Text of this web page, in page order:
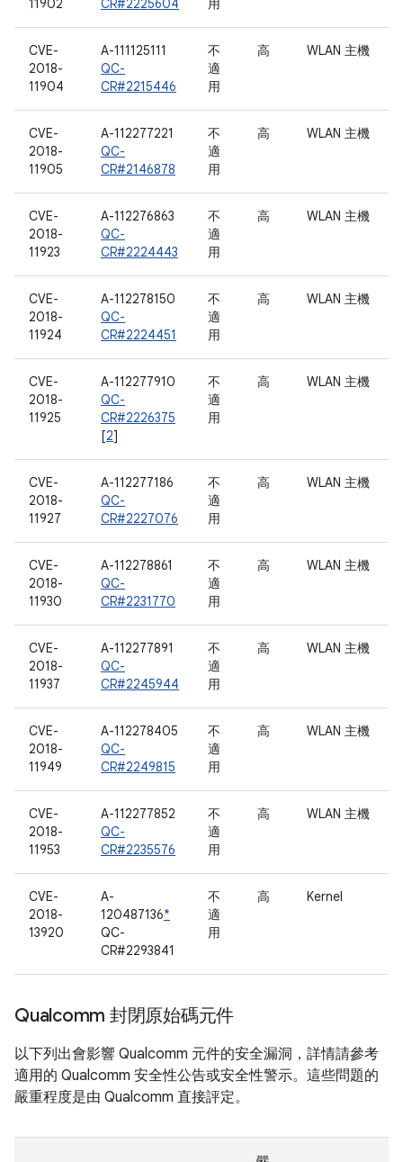
11902 CR#2225604 用
CVE-
2018-
11904
A-111125111
QC-
CR#2215446
不
適
用
高 WLAN 主機
CVE-
2018-
11905
A-112277221
QC-
CR#2146878
不
適
用
高 WLAN 主機
CVE-
2018-
11923
A-112276863
QC-
CR#2224443
不
適
用
高 WLAN 主機
CVE-
2018-
11924
A-112278150
QC-
CR#2224451
不
適
用
高 WLAN 主機
CVE-
2018-
11925
A-112277910
QC-
CR#2226375
[2]
不
適
用
高 WLAN 主機
CVE-
2018-
11927
A-112277186
QC-
CR#2227076
不
適
用
高 WLAN 主機
CVE-
2018-
11930
A-112278861
QC-
CR#2231770
不
適
用
高 WLAN 主機
CVE-
2018-
11937
A-112277891
QC-
CR#2245944
不
適
用
高 WLAN 主機
CVE-
2018-
11949
A-112278405
QC-
CR#2249815
不
適
用
高 WLAN 主機
CVE-
2018-
11953
A-112277852
QC-
CR#2235576
不
適
用
高 WLAN 主機
CVE-
2018-
13920
A-
120487136*
QC-
CR#2293841
不
適
用
高 Kernel
Qualcomm 封閉原始碼元件
以下列出會影響 Qualcomm 元件的安全漏洞，詳情請參考
適用的 Qualcomm 安全性公告或安全性警示。這些問題的
嚴重程度是由 Qualcomm 直接評定。